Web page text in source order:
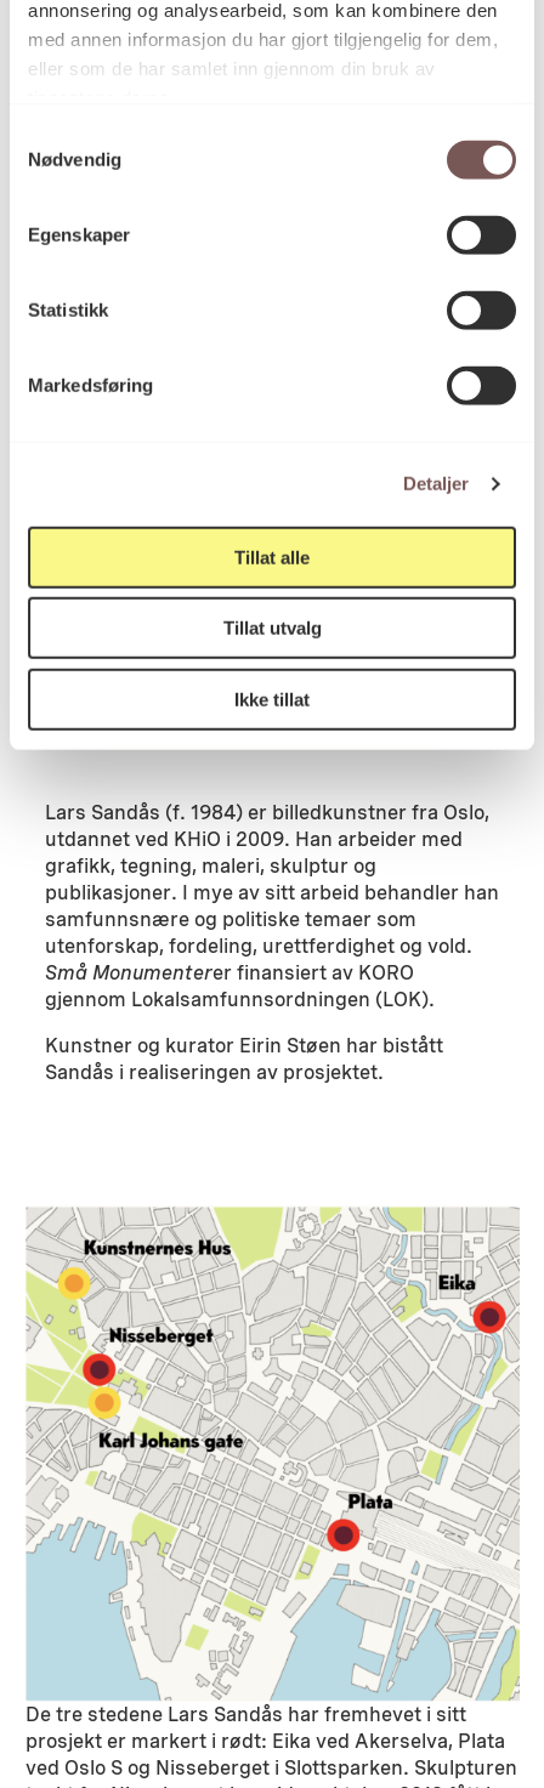
annonsering og analysearbeid, som kan kombinere den
med annen informasjon du har gjort tilgjengelig for dem,
eller som de har samlet inn gjennom din bruk av
Nødvendig
Egenskaper
Statistikk
Markedsføring
Detaljer
Tillat alle
Tillat utvalg
Ikke tillat
Skulpturen tenkt for Nisseberget tar
menneskeskikkelser, politibiler og hester.
tresnitt er overført til en bronseskulptur,
montert på en blokk av diabas. Foto:
utplassert i 2019. Monumentet til «Eika» nederst på
ved Oslo S i form av en steinsokkel. Skulpturen som
nå er plassert på Karl Johan var tiltenkt en
plassering inne i Slottsparken, men Slottet avslo
søknaden om å plassere monumentet her.
Skulpturen har stått utenfor Kunstnernes Hus like
ved siden høsten 2019.
Lars Sandås (f. 1984) er billedkunstner fra Oslo,
utdannet ved KHiO i 2009. Han arbeider med
grafikk, tegning, maleri, skulptur og
publikasjoner. I mye av sitt arbeid behandler han
samfunnsnære og politiske temaer som
utenforskap, fordeling, urettferdighet og vold.
Små Monumenterer finansiert av KORO
gjennom Lokalsamfunnsordningen (LOK).
Kunstner og kurator Eirin Støen har bistått
Sandås i realiseringen av prosjektet.
De tre stedene Lars Sandås har fremhevet i sitt
prosjekt er markert i rødt: Eika ved Akerselva, Plata
ved Oslo S og Nisseberget i Slottsparken. Skulpturen